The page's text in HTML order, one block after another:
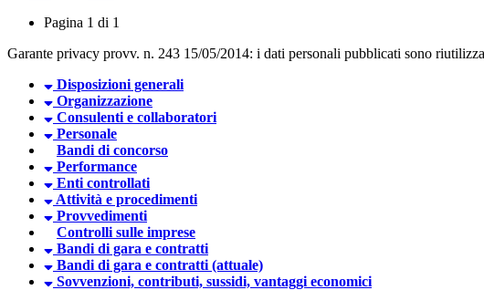
Pagina 1 di 1
Garante privacy provv. n. 243 15/05/2014: i dati personali pubblicati sono
Disposizioni generali
Organizzazione
Consulenti e collaboratori
Personale
Bandi di concorso
Performance
Enti controllati
Attività e procedimenti
Provvedimenti
Controlli sulle imprese
Bandi di gara e contratti
Bandi di gara e contratti (attuale)
Sovvenzioni, contributi, sussidi, vantaggi economici